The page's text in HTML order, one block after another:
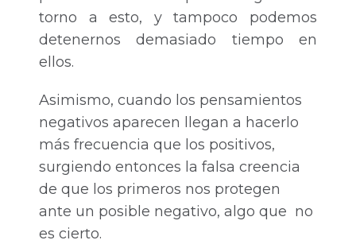
torno a esto, y tampoco podemos
detenernos demasiado tiempo en
ellos.
Asimismo, cuando los pensamientos
negativos aparecen llegan a hacerlo
más frecuencia que los positivos,
surgiendo entonces la falsa creencia
de que los primeros nos protegen
ante un posible negativo, algo que no
es cierto.